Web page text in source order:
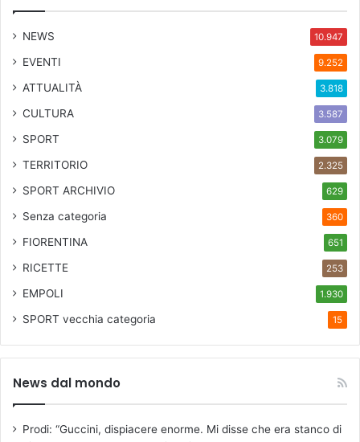
NEWS 10.947
EVENTI 9.252
ATTUALITÀ 3.818
CULTURA 3.587
SPORT 3.079
TERRITORIO 2.325
SPORT ARCHIVIO 629
Senza categoria 360
FIORENTINA 651
RICETTE 253
EMPOLI 1.930
SPORT vecchia categoria 15
News dal mondo
Prodi: “Guccini, dispiacere enorme. Mi disse che era stanco di